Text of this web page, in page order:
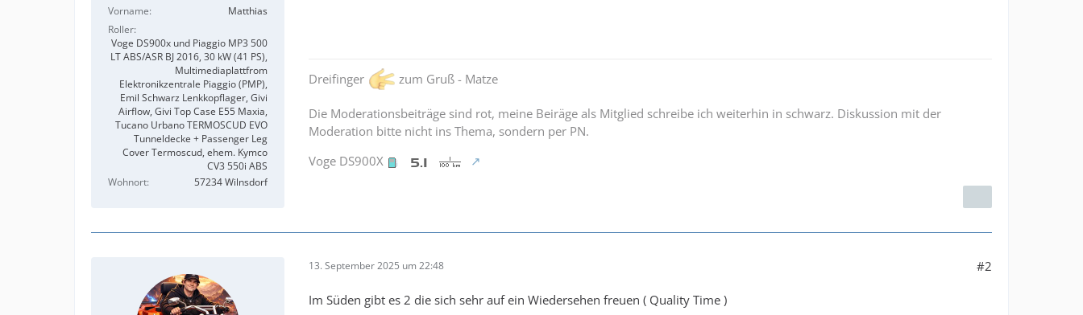
Vorname
Matthias
Roller
Voge DS900x und Piaggio MP3 500
LT ABS/ASR BJ 2016, 30 kW (41 PS),
Multimediaplattfrom
Elektronikzentrale Piaggio (PMP),
Emil Schwarz Lenkkopflager, Givi
Airflow, Givi Top Case E55 Maxia,
Tucano Urbano TERMOSCUD EVO
Tunneldecke + Passenger Leg
Cover Termoscud, ehem. Kymco
CV3 550i ABS
Wohnort
57234 Wilnsdorf
Dreifinger zum Gruß - Matze
Die Moderationsbeiträge sind rot, meine Beiräge als Mitglied schreibe ich weiterhin in schwarz. Diskussion mit der
Moderation bitte nicht ins Thema, sondern per PN.
Voge DS900X
13. September 2025 um 22:48 #2
Im Süden gibt es 2 die sich sehr auf ein Wiedersehen freuen ( Quality Time )